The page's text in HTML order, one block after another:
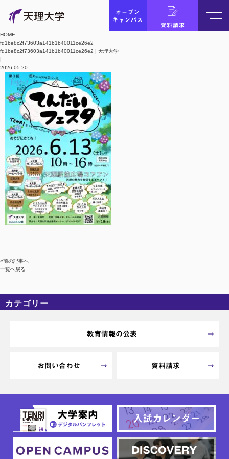
オープン
キャンパス
資料請求
HOME
fd1be8c2f73603a141b1b40011ce26e2
fd1be8c2f73603a141b1b40011ce26e2 | 天理大学
|
2026.05.20
«前の記事へ
一覧へ戻る
カテゴリー
教育情報の公表
お問い合わせ 資料請求